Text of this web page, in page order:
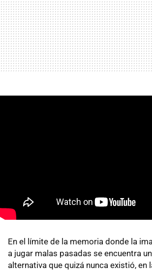
En el límite de la memoria donde la
a jugar malas pasadas se encuentra
alternativa que quizá nunca existió, en